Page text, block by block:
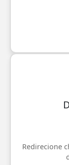
Redirecione